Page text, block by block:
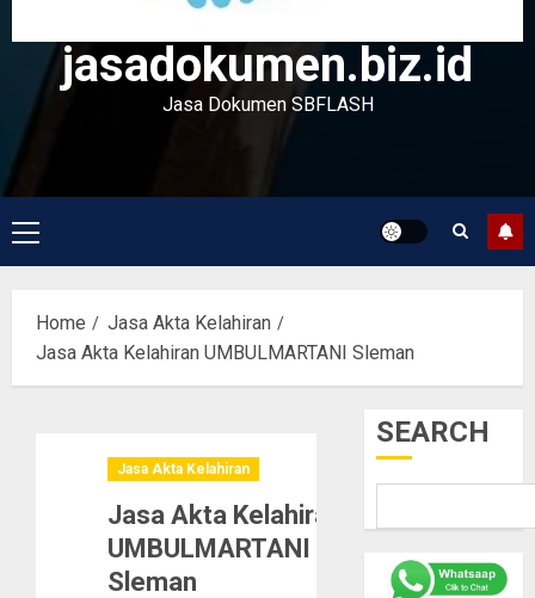
jasadokumen.biz.id
Jasa Dokumen SBFLASH
Primary
Menu
Home
Jasa Akta Kelahiran
Jasa Akta Kelahiran UMBULMARTANI Sleman
Jasa Akta Kelahiran
Jasa Akta Kelahiran
UMBULMARTANI
Sleman
SEARCH